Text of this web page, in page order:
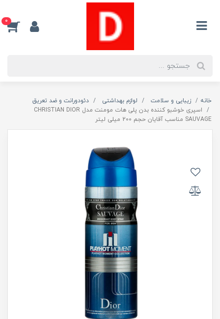
0
خانه زیبایی و سلامت لوازم بهداشتی
دئودورانت و ضد تعریق
اسپری خوشبو کننده بدن پلی هات مومنت مدل CHRISTIAN DIOR
SAUVAGE مناسب آقایان حجم 200 میلی لیتر